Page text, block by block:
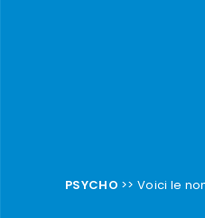
PSYCHO >>Voici le